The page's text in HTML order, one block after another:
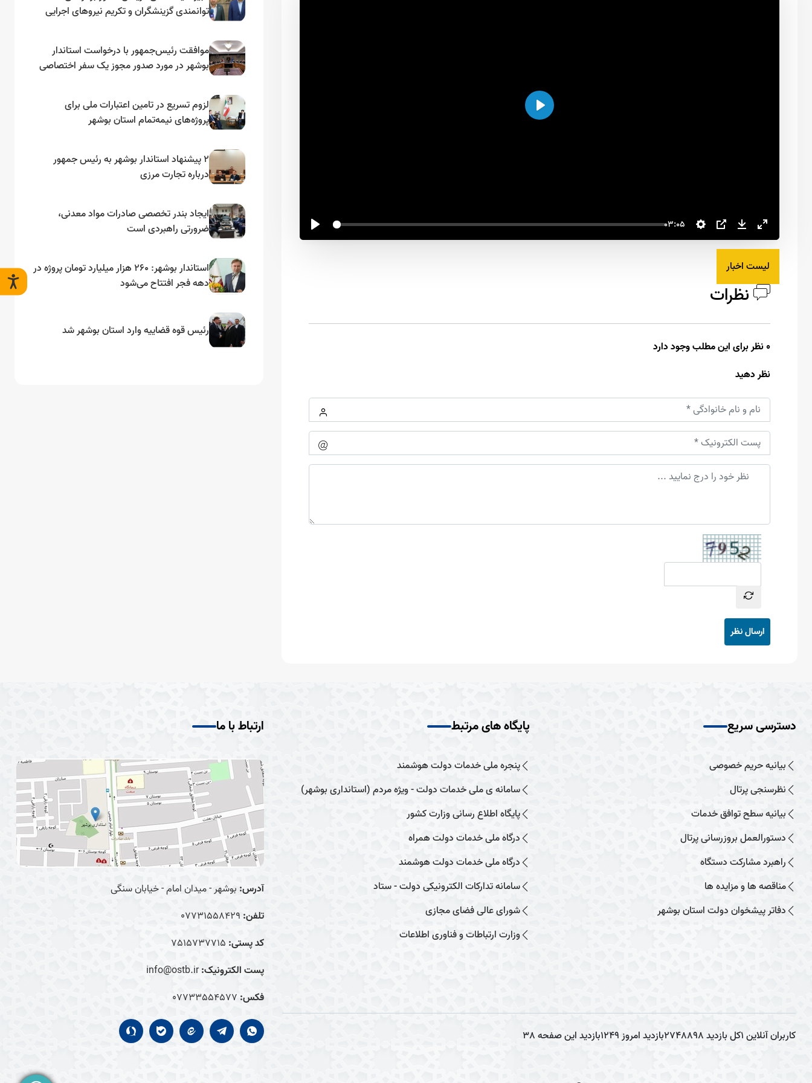
03:05
اجرا
لیست اخبار
نظرات
0 نظر برای این مطلب وجود دارد
نظر دهید
ارسال نظر
توانمندی گزینشگران و تکریم نیروهای اجرایی
موافقت رئیس‌جمهور با درخواست استاندار
بوشهر در مورد صدور مجوز یک سفر اختصاصی
لزوم تسریع در تامین اعتبارات ملی برای
پروژه‌های نیمه‌تمام استان بوشهر
۲ پیشنهاد استاندار بوشهر به رئیس جمهور
درباره تجارت مرزی
ایجاد بندر تخصصی صادرات مواد معدنی،
ضرورتی راهبردی است
استاندار بوشهر: ۲۶۰ هزار میلیارد تومان پروژه در
دهه فجر افتتاح می‌شود
رئیس قوه قضاییه وارد استان بوشهر شد
دسترسی سریع
بیانیه حریم خصوصی
نظرسنجی پرتال
بیانیه سطح توافق خدمات
دستورالعمل بروزرسانی پرتال
راهبرد مشارکت دستگاه
مناقصه ها و مزایده ها
دفاتر پیشخوان دولت استان بوشهر
پایگاه های مرتبط
پنجره ملی خدمات دولت هوشمند
سامانه ی ملی خدمات دولت - ویژه مردم (استانداری بوشهر)
پایگاه اطلاع رسانی وزارت کشور
درگاه ملی خدمات دولت همراه
درگاه ملی خدمات دولت هوشمند
سامانه تدارکات الکترونیکی دولت - ستاد
شورای عالی فضای مجازی
وزارت ارتباطات و فناوری اطلاعات
ارتباط با ما
آدرس: بوشهر - میدان امام - خیابان سنگی
تلفن: 07731558429
کد پستی: 7515737715
پست الکترونیک:info@ostb.ir
فکس: 07733554577
کاربران آنلاین1کل بازدید2748898بازدید امروز1249بازدید این صفحه38